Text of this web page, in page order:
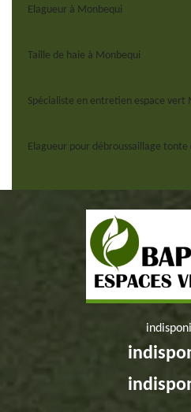
Elagueur à Monbequi
Taille de haie à Monbequi
Spécialiste en entretien espace vert
Elagueur pour débroussaillage